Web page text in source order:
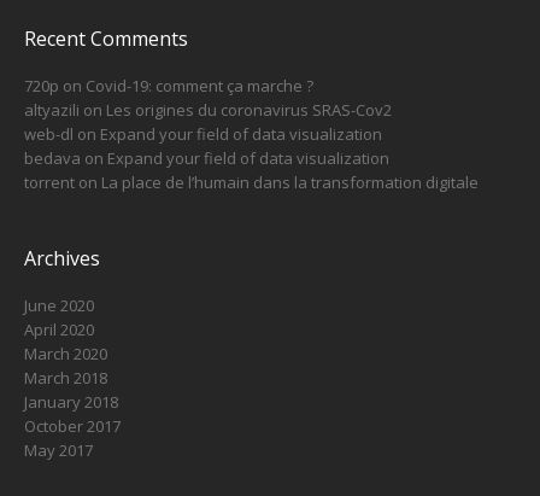
Recent Comments
720p on Covid-19: comment ça marche ?
altyazili on Les origines du coronavirus SRAS-Cov2
web-dl on Expand your field of data visualization
bedava on Expand your field of data visualization
torrent on La place de l’humain dans la transformation digitale
Archives
June 2020
April 2020
March 2020
March 2018
January 2018
October 2017
May 2017